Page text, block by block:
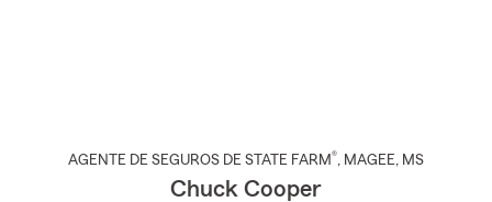
AGENTE DE SEGUROS DE STATE FARM®, MAGEE, MS
Chuck Cooper